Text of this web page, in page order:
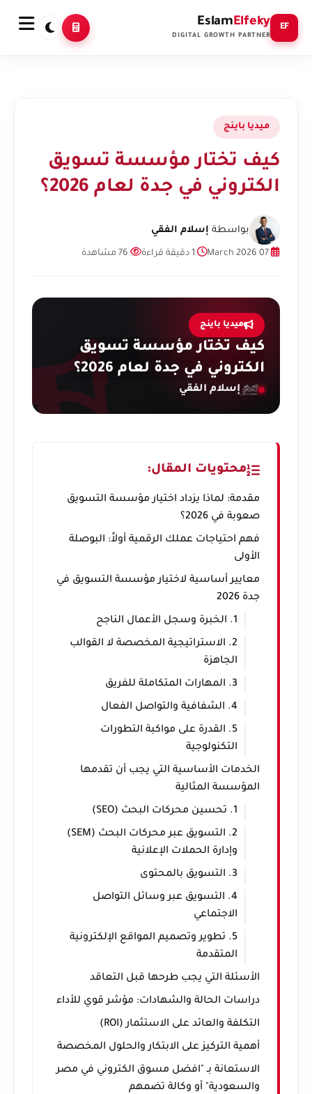
EF
EslamElfeky
DIGITAL GROWTH PARTNER
ميديا باينج
كيف تختار مؤسسة تسويق
الكتروني في جدة لعام 2026؟
بواسطة إسلام الفقي
ميديا باينج
كيف تختار مؤسسة تسويق
الكتروني في جدة لعام 2026؟
إسلام الفقي
محتويات المقال:
مقدمة: لماذا يزداد اختيار مؤسسة التسويق
صعوبة في 2026؟
فهم احتياجات عملك الرقمية أولاً: البوصلة
الأولى
معايير أساسية لاختيار مؤسسة التسويق في
جدة 2026
1. الخبرة وسجل الأعمال الناجح
2. الاستراتيجية المخصصة لا القوالب
الجاهزة
3. المهارات المتكاملة للفريق
4. الشفافية والتواصل الفعال
5. القدرة على مواكبة التطورات
التكنولوجية
الخدمات الأساسية التي يجب أن تقدمها
المؤسسة المثالية
1. تحسين محركات البحث (SEO)
2. التسويق عبر محركات البحث (SEM)
وإدارة الحملات الإعلانية
3. التسويق بالمحتوى
4. التسويق عبر وسائل التواصل
الاجتماعي
5. تطوير وتصميم المواقع الإلكترونية
المتقدمة
الأسئلة التي يجب طرحها قبل التعاقد
دراسات الحالة والشهادات: مؤشر قوي للأداء
التكلفة والعائد على الاستثمار (ROI)
أهمية التركيز على الابتكار والحلول المخصصة
الاستعانة بـ "افضل مسوق الكتروني في مصر
والسعودية" أو وكالة تضمهم